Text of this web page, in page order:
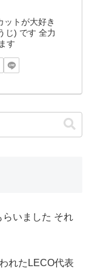
ットが大好き
じ) です 全力
す
いました それ
れたLECO代表